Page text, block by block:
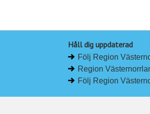
Håll dig uppdaterad
Följ Region
Region
Följ Region